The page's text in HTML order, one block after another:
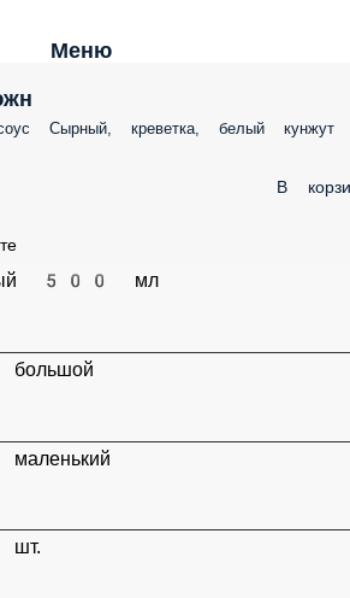
Меню
Сырный, креветка, белый кунжут
В
мл